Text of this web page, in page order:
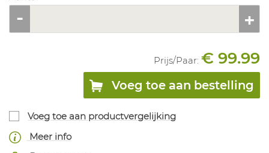
Prijs/Paar: € 99.99
Voeg toe aan bestelling
Voeg toe aan productvergelijking
Meer info